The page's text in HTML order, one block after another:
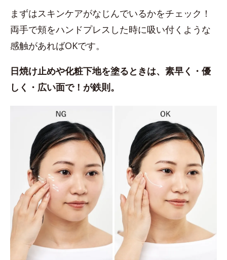
まずはスキンケアがなじんでいるかをチェック！
両手で頬をハンドプレスした時に吸い付くような
感触があればOKです。
日焼け止めや化粧下地を塗るときは、素早く・優
しく・広い面で！が鉄則。